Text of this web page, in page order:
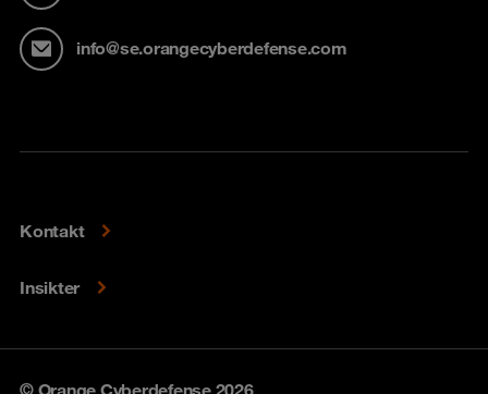
info@se.orangecyberdefense.com
Kontakt
Insikter
© Orange Cyberdefense 2026